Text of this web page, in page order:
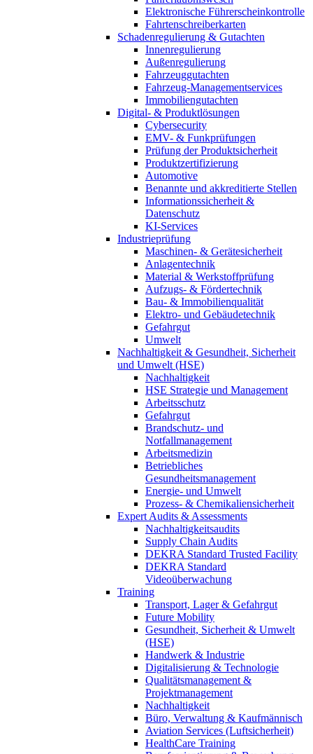
Elektronische Führerscheinkontrolle
Fahrtenschreiberkarten
Schadenregulierung & Gutachten
Innenregulierung
Außenregulierung
Fahrzeuggutachten
Fahrzeug-Managementservices
Immobiliengutachten
Digital- & Produktlösungen
Cybersecurity
EMV- & Funkprüfungen
Prüfung der Produktsicherheit
Produktzertifizierung
Automotive
Benannte und akkreditierte Stellen
Informationssicherheit &
Datenschutz
KI-Services
Industrieprüfung
Maschinen- & Gerätesicherheit
Anlagentechnik
Material & Werkstoffprüfung
Aufzugs- & Fördertechnik
Bau- & Immobilienqualität
Elektro- und Gebäudetechnik
Gefahrgut
Umwelt
Nachhaltigkeit & Gesundheit, Sicherheit
und Umwelt (HSE)
Nachhaltigkeit
HSE Strategie und Management
Arbeitsschutz
Gefahrgut
Brandschutz- und
Notfallmanagement
Arbeitsmedizin
Betriebliches
Gesundheitsmanagement
Energie- und Umwelt
Prozess- & Chemikaliensicherheit
Expert Audits & Assessments
Nachhaltigkeitsaudits
Supply Chain Audits
DEKRA Standard Trusted Facility
DEKRA Standard
Videoüberwachung
Training
Transport, Lager & Gefahrgut
Future Mobility
Gesundheit, Sicherheit & Umwelt
(HSE)
Handwerk & Industrie
Digitalisierung & Technologie
Qualitätsmanagement &
Projektmanagement
Nachhaltigkeit
Büro, Verwaltung & Kaufmännisch
Aviation Services (Luftsicherheit)
HealthCare Training